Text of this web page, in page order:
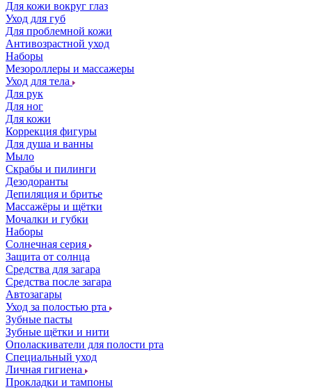
Для кожи вокруг глаз
Уход для губ
Для проблемной кожи
Антивозрастной уход
Наборы
Мезороллеры и массажеры
Уход для тела
Для рук
Для ног
Для кожи
Коррекция фигуры
Для душа и ванны
Мыло
Скрабы и пилинги
Дезодоранты
Депиляция и бритье
Массажёры и щётки
Мочалки и губки
Наборы
Солнечная серия
Защита от солнца
Средства для загара
Средства после загара
Автозагары
Уход за полостью рта
Зубные пасты
Зубные щётки и нити
Ополаскиватели для полости рта
Специальный уход
Личная гигиена
Прокладки и тампоны